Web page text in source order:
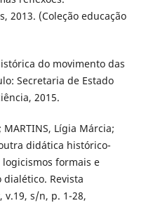
2013. (Coleção educação
do movimento das
Secretaria de Estado
2015.
MARTINS, Lígia Márcia;
didática histórico-
formais e
Revista
v.19, s/n, p. 1-28,